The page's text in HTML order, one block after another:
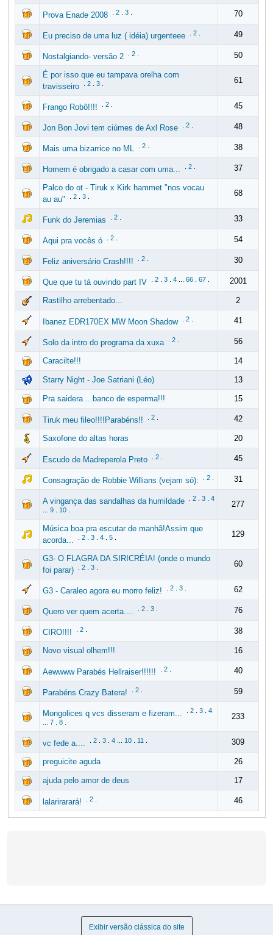
Prova Enade 2008 2. 3. 70
Eu preciso de uma luz ( idéia) urgenteee 2. 49
Nostalgiando- versão 2 2. 50
É por isso que eu tampava orelha com
travisseiro
2. 3. 61
Frango Robô!!!! 2. 45
Jon Bon Jovi tem ciúmes de Axl Rose 2. 48
Mais uma bizarrice no ML 2. 38
Homem é obrigado a casar com uma... 2. 37
Palco do ot - Tiruk x Kirk hammet "nos vocau
au au"
2. 3. 68
Funk do Jeremias 2. 33
Aqui pra vocês ó 2. 54
Feliz aniversário Crash!!!! 2. 30
Que que tu tá ouvindo part IV 2. 3. 4... 66. 67. 2001
Rastilho arrebentado... 2
Ibanez EDR170EX MW Moon Shadow 2. 41
Solo da intro do programa da xuxa 2. 56
Caracilte!!! 14
Starry Night - Joe Satriani (Léo) 13
Pra saidera ...banco de esperma!!! 15
Tiruk meu fileo!!!!Parabéns!! 2. 42
Saxofone do altas horas 20
Escudo de Madreperola Preto 2. 45
Consagração de Robbie Willians (vejam só): 2. 31
A vingança das sandalhas da humildade 2. 3. 4
9. 10.
277
Música boa pra escutar de manhã!Assim que
acorda...
2. 3. 4. 5. 129
G3- O FLAGRA DA SIRICRÉIA! (onde o mundo
foi parar)
2. 3. 60
G3 - Caraleo agora eu morro feliz! 2. 3. 62
Quero ver quem acerta.... 2. 3. 76
CIRO!!!! 2. 38
Novo visual olhem!!! 16
Aewwww Parabés Hellraiser!!!!!! 2. 40
Parabéns Crazy Batera! 2. 59
Mongolices q vcs disseram e fizeram... 2. 3. 4
7. 8.
233
vc fede a.... 2. 3. 4... 10. 11 309
preguicite aguda 26
ajuda pelo amor de deus 17
lalarirarará! 2. 46
Exibir versão clássica do site